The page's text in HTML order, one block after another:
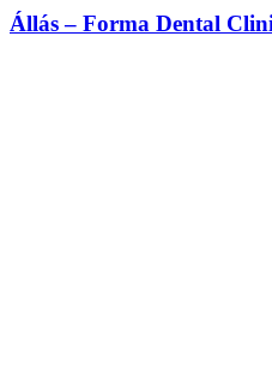
Állás – Forma Dental